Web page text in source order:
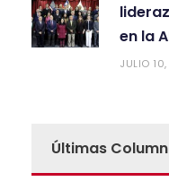
en la
JULIO
Últimas